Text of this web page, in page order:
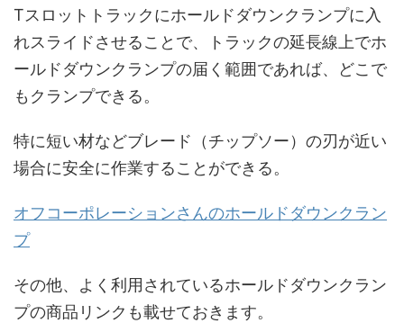
Tスロットトラックにホールドダウンクランプに入
れスライドさせることで、トラックの延長線上でホ
ールドダウンクランプの届く範囲であれば、どこで
もクランプできる。
特に短い材などブレード（チップソー）の刃が近い
場合に安全に作業することができる。
オフコーポレーションさんのホールドダウンクラン
プ
その他、よく利用されているホールドダウンクラン
プの商品リンクも載せておきます。